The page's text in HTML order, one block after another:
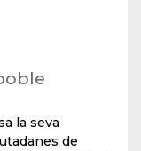
la seva
de